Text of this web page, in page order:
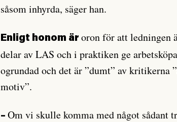
såsom inhyrda, säger han.
Enligt honom äroron för att ledningen
delar av LAS och i praktiken ge
ogrundad och det är ”dumt” av kritikerna
motiv”.
–Om vi skulle komma med något sådant